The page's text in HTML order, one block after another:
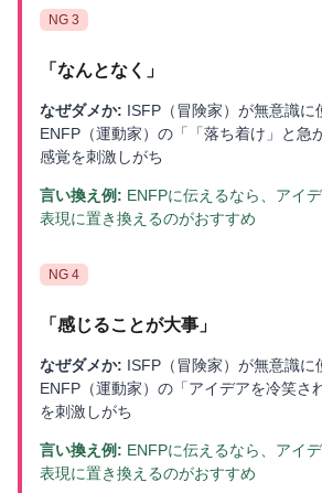
NG 3
「 なんとなく 」
なぜダメか: ISFP（冒険家）が無意識に
ENFP（運動家）の「「落ち着け」と急
感覚を刺激しがち
言い換え例: ENFPに伝えるなら、アイ
表現に置き換えるのがおすすめ
NG 4
「 感じることが大事 」
なぜダメか: ISFP（冒険家）が無意識に
ENFP（運動家）の「アイデアを冷笑さ
を刺激しがち
言い換え例: ENFPに伝えるなら、アイ
表現に置き換えるのがおすすめ